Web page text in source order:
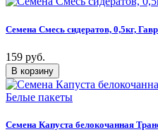
Семена Смесь сидератов, 0,5кг,
159 руб.
Семена Капуста белокочанная